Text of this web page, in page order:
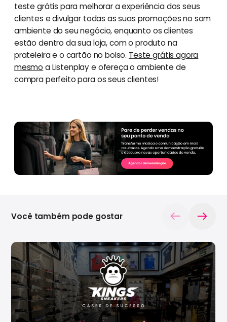
teste grátis para melhorar a experiência dos seus
clientes e divulgar todas as suas promoções no som
ambiente do seu negócio, enquanto os clientes
estão dentro da sua loja, com o produto na
prateleira e o cartão no bolso. Teste grátis agora
mesmo a Listenplay e ofereça o ambiente de
compra perfeito para os seus clientes!
Você também pode gostar